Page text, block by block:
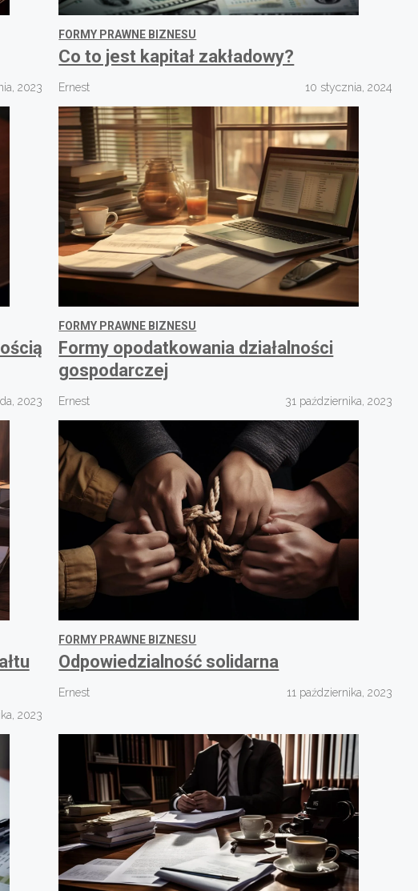
2023
FORMY PRAWNE BIZNESU
Co to jest kapitał zakładowy?
Ernest 10 stycznia, 2024
2023
FORMY PRAWNE BIZNESU
Formy opodatkowania działalności
gospodarczej
Ernest 31 października, 2023
2023
FORMY PRAWNE BIZNESU
Odpowiedzialność solidarna
Ernest 11 października, 2023